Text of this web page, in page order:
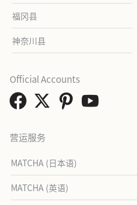
福冈县
神奈川县
营运服务
MATCHA (日本语)
MATCHA (英语)
Official Accounts